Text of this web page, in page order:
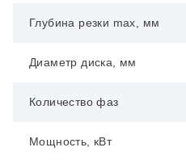
Глубина резки max, мм
Диаметр диска, мм
Количество фаз
Мощность, кВт